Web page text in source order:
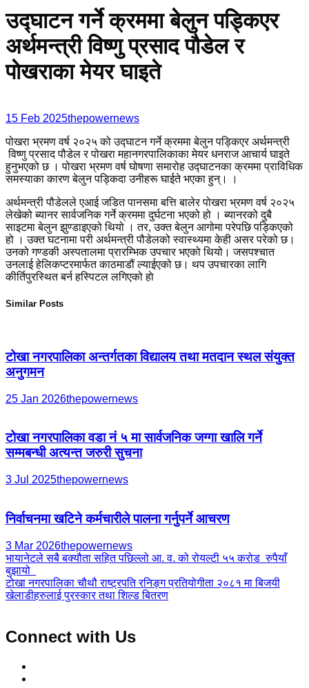
उद्घाटन गर्ने क्रममा बेलुन पड्किएर
अर्थमन्त्री विष्णु प्रसाद पौडेल र
पाेखराका मेयर घाइते
15 Feb 2025thepowernews
पोखरा भ्रमण वर्ष २०२५ को ‌उद्घाटन गर्ने क्रममा बेलुन पड्किएर अर्थमन्त्री
विष्णु प्रसाद पौडेल र पोखरा महानगरपालिकाका मेयर धनराज आचार्य घाइते
हुनुभएको छ । पोखरा भ्रमण वर्ष घोषणा समारोह उद्घाटनका क्रममा प्राविधिक
समस्याका कारण बेलुन पड्किदा उनीहरू घाईते भएका हुन्। ।
अर्थमन्त्री पौडेलले एआई जडित पानसमा बत्ति बालेर पोखरा भ्रमण वर्ष २०२५
लेखेको ब्यानर सार्वजनिक गर्ने क्रममा दुर्घटना भएको हो । ब्यानरको दुबै
साइटमा बेलुन झुण्डाइएको थियो । तर, उक्त बेलुन आगोमा परेपछि पड्किएको
हो । उक्त घटनामा परी अर्थमन्त्री पौडेलको स्वास्थ्यमा केही असर परेको छ।
उनको गण्डकी अस्पतालमा प्रारम्भिक उपचार भएको थियो। जसपश्चात
उनलाई हेलिकप्टरमार्फत काठमाडौं ल्याईएको छ। थप उपचारका लागि
कीर्तिपुरस्थित बर्न हस्पिटल लगिएको हाे
Similar Posts
टोखा नगरपालिका अन्तर्गतका विद्यालय तथा मतदान स्थल संयुक्त
अनुगमन
25 Jan 2026thepowernews
टोखा नगरपालिका वडा नं ५ मा सार्वजनिक जग्गा खालि गर्ने
सम्मबन्धी अत्यन्त जरुरी सुचना
3 Jul 2025thepowernews
निर्वाचनमा खटिने कर्मचारीले पालना गर्नुपर्ने आचरण
3 Mar 2026thepowernews
Post
navigation
भायानेटले सबै बक्यौता सहित पछिल्लो आ. व. को रोयल्टी ५५ करोड रुपैयाँ
बुझायो
टोखा नगरपालिका चौथौ राष्ट्रपति रनिङ्ग प्रतियोगीता २०८१ मा बिजयी
खेलाडीहरुलाई पुरस्कार तथा शिल्ड बितरण
Connect with Us